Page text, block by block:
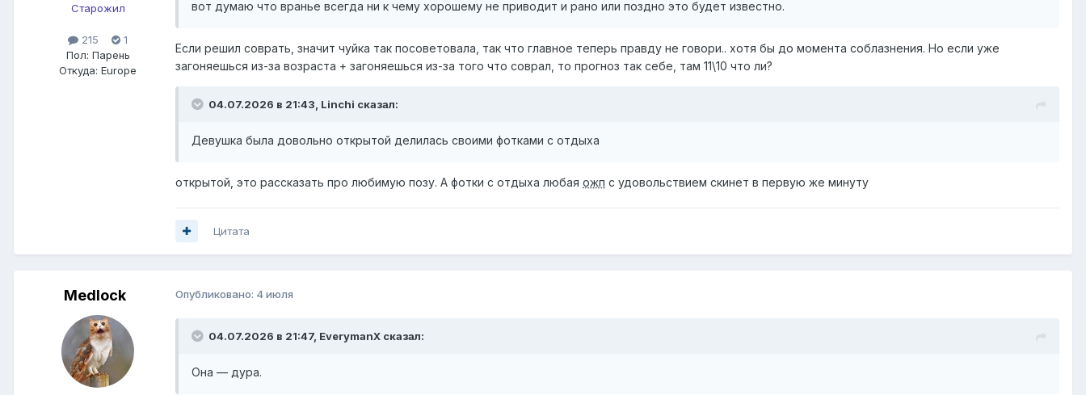
Старожил
215
1
Пол: Парень
Откуда: Europe
вот думаю что вранье всегда ни к чему хорошему не приводит и рано или поздно это будет известно.
Если решил соврать, значит чуйка так посоветовала, так что главное теперь правду не говори.. хотя бы до момента соблазнения. Но если уже
загоняешься из-за возраста + загоняешься из-за того что соврал, то прогноз так себе, там 11\10 что ли?
04.07.2026 в 21:43, Linchi сказал:
Девушка была довольно открытой делилась своими фотками с отдыха
открытой, это рассказать про любимую позу. А фотки с отдыха любая ожп с удовольствием скинет в первую же минуту
Цитата
Medlock Опубликовано: 4 июля
04.07.2026 в 21:47, EverymanX сказал:
Она — дура.